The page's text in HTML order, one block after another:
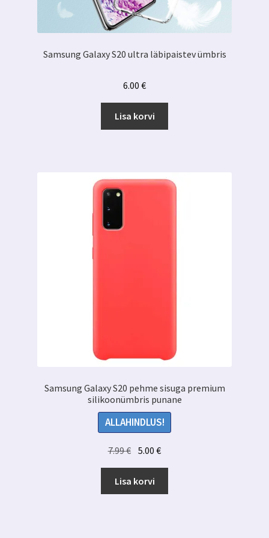
Samsung Galaxy S20 ultra läbipaistev ümbris
6.00 €
Lisa korvi
Samsung Galaxy S20 pehme sisuga premium
silikoonümbris punane
ALLAHINDLUS!
7.99€ Algne
oli:
7.99 €.
5.00€Praegune
5.00 €.
Lisa korvi